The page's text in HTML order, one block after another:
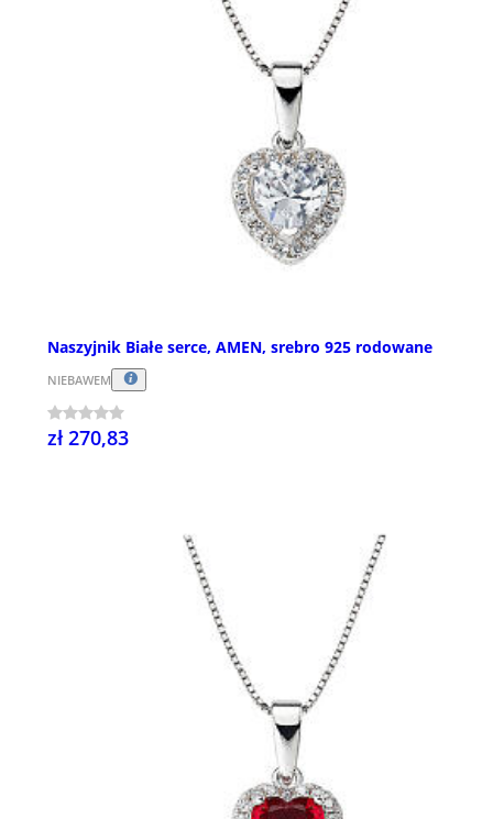
Naszyjnik Białe serce, AMEN, srebro 925 rodowane
NIEBAWEM
zł 270,83